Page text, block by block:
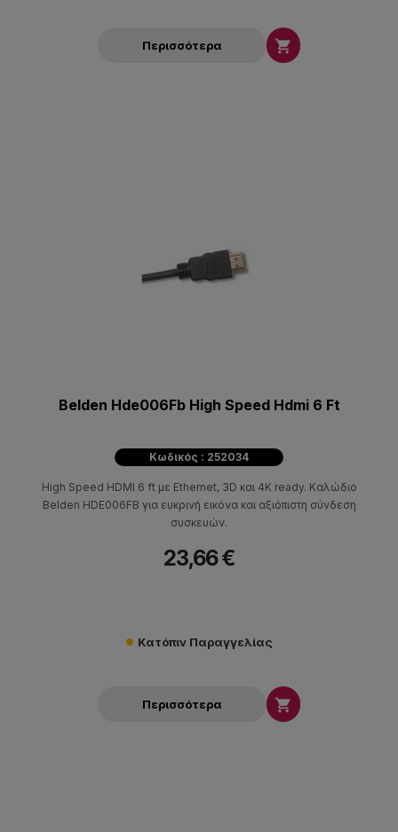
Περισσότερα 
Belden Hde006Fb High Speed Hdmi 6 Ft
Κωδικός : 252034
High Speed HDMI 6 ft με Ethernet, 3D και 4K ready. Καλώδιο
Belden HDE006FB για ευκρινή εικόνα και αξιόπιστη σύνδεση
συσκευών.
23,66 €
Κατόπιν Παραγγελίας
Περισσότερα 